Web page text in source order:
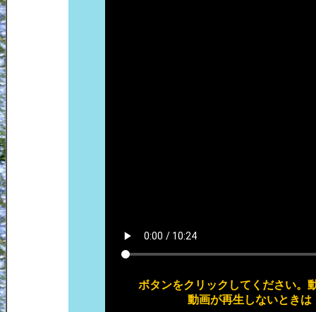
ボタンをクリックしてください。
動画が再生しないとき